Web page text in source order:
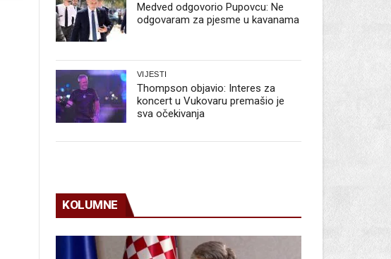
Medved odgovorio Pupovcu: Ne
odgovaram za pjesme u kavanama
VIJESTI
Thompson objavio: Interes za
koncert u Vukovaru premašio je
sva očekivanja
KOLUMNE